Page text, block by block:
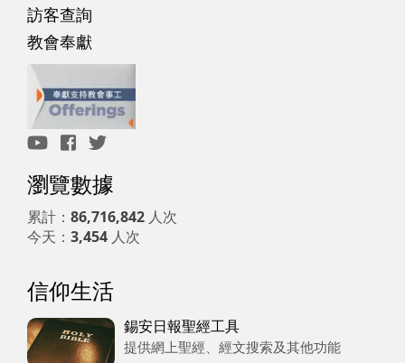
訪客查詢
教會奉獻
瀏覽數據
累計： 86,716,842 人次
今天： 3,454 人次
信仰生活
錫安日報聖經工具
提供網上聖經、經文搜索及其他功能